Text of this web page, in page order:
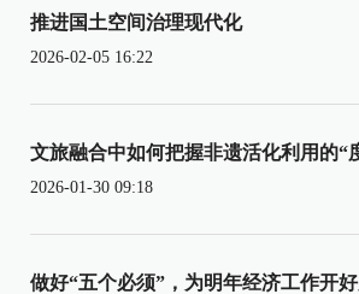
推进国土空间治理现代化
2026-02-05 16:22
文旅融合中如何把握非遗活化利用的“
2026-01-30 09:18
做好“五个必须”，为明年经济工作开